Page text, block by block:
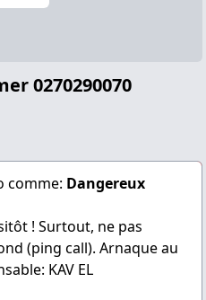
0270290070
comme: Dangereux
! Surtout, ne pas
(ping call). Arnaque au
KAV EL